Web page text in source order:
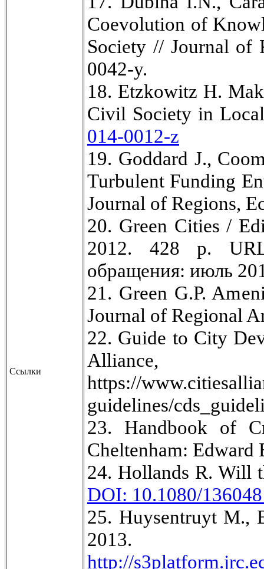
Ссылки
Coevolution of
Society // Journal of
0042-y.
18. Etzkowitz H.
Civil Society in
014-0012-z
19. Goddard J.,
Turbulent Funding
Journal of Regions,
20. Green Cities /
2012. 428 p.
обращения: июль
21. Green G.P.
Journal of Regional
22. Guide to City
https://
guidelines/
23. Handbook of
Cheltenham: Edward
24. Hollands R. Will
DOI: 10.1080/
25. Huysentruyt M.,
http://